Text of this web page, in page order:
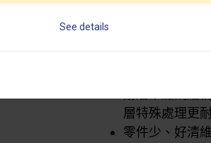
WAG-200S
細緻霧化、省
耐磨不鏽鋼結
層特殊處理更
零件少、好清
See details
See details